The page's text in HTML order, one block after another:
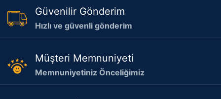
Güvenilir Gönderim
Hızlı ve güvenli gönderim
Müşteri Memnuniyeti
Memnuniyetiniz Önceliğimiz